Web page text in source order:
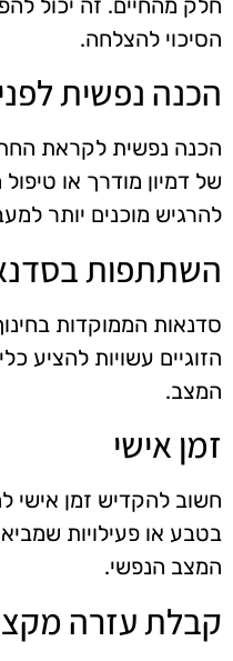
חלק מהחיים. זה יכול
הסיכוי להצלחה.
הכנה נפשית
הכנה נפשית לקראת
של דמיון מודרך או
להרגיש מוכנים יותר
השתתפות
סדנאות הממוקדות
הזוגיים עשויות להציע
המצב.
זמן אישי
חשוב להקדיש זמן אישי
בטבע או פעילויות
המצב הנפשי.
קבלת עזרה